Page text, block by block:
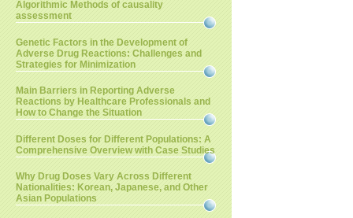
Algorithmic Methods of causality
assessment
Genetic Factors in the Development of
Adverse Drug Reactions: Challenges and
Strategies for Minimization
Main Barriers in Reporting Adverse
Reactions by Healthcare Professionals and
How to Change the Situation
Different Doses for Different Populations: A
Comprehensive Overview with Case Studies
Why Drug Doses Vary Across Different
Nationalities: Korean, Japanese, and Other
Asian Populations